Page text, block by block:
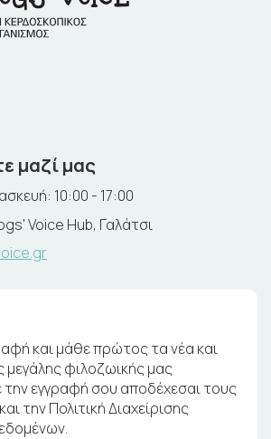
μαζί μας
10:00 - 17:00
Voice Hub, Γαλάτσι
και μάθε πρώτος τα νέα και
μεγάλης φιλοζωικής μας
την εγγραφή σου αποδέχεσαι τους
την Πολιτική Διαχείρισης